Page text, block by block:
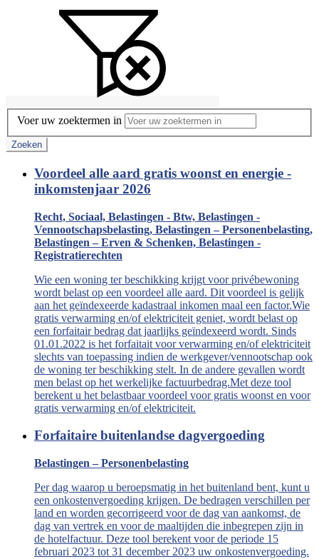
Voer uw zoektermen in
Zoeken
Voordeel alle aard gratis woonst en energie -
inkomstenjaar 2026
Recht, Sociaal, Belastingen - Btw, Belastingen -
Vennootschapsbelasting, Belastingen – Personenbelasting,
Belastingen – Erven & Schenken, Belastingen -
Registratierechten
Wie een woning ter beschikking krijgt voor privébewoning
wordt belast op een voordeel alle aard. Dit voordeel is gelijk
aan het geïndexeerde kadastraal inkomen maal een factor.Wie
gratis verwarming en/of elektriciteit geniet, wordt belast op
een forfaitair bedrag dat jaarlijks geïndexeerd wordt. Sinds
01.01.2022 is het forfaitait voor verwarming en/of elektriciteit
slechts van toepassing indien de werkgever/vennootschap ook
de woning ter beschikking stelt. In de andere gevallen wordt
men belast op het werkelijke factuurbedrag.Met deze tool
berekent u het belastbaar voordeel voor gratis woonst en voor
gratis verwarming en/of elektriciteit.
Forfaitaire buitenlandse dagvergoeding
Belastingen – Personenbelasting
Per dag waarop u beroepsmatig in het buitenland bent, kunt u
een onkostenvergoeding krijgen. De bedragen verschillen per
land en worden gecorrigeerd voor de dag van aankomst, de
dag van vertrek en voor de maaltijden die inbegrepen zijn in
de hotelfactuur. Deze tool berekent voor de periode 15
februari 2023 tot 31 december 2023 uw onkostenvergoeding.